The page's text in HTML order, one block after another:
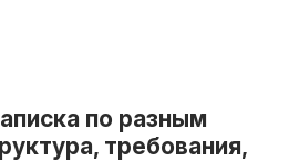
по разным
требования,